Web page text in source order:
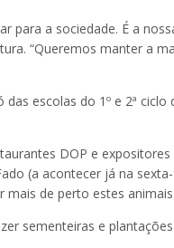
para a sociedade. É a
“Queremos manter a
escolas do 1º e 2ª
DOP e
(a acontecer já na
de perto estes
sementeiras e